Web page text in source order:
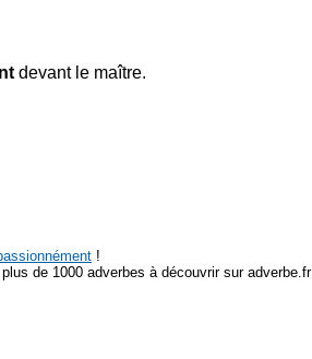
devant le maître.
!
de 1000 adverbes à découvrir sur adverbe.fr